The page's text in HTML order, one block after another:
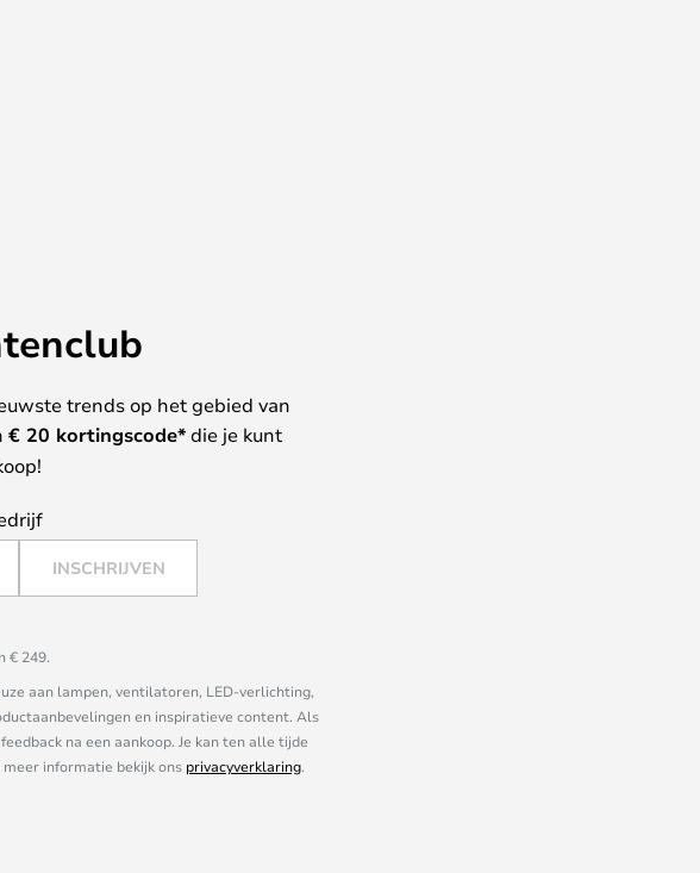
trends op het gebied van
€ 20 kortingscode*die je kunt
INSCHRIJVEN
€ 249.
aan lampen, ventilatoren, LED-verlichting,
en inspiratieve content. Als
na een aankoop. Je kan ten alle tijde
informatie bekijk ons privacyverklaring.